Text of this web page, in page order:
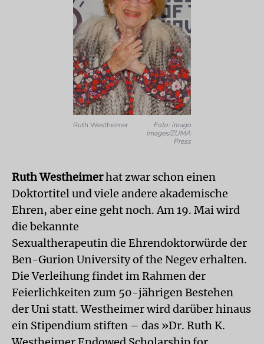
Ruth Westheimer
Foto: imago
images/ZUMA
Press
Ruth Westheimerhat zwar schon einen
Doktortitel und viele andere akademische
Ehren, aber eine geht noch. Am 19. Mai wird
die bekannte
Sexualtherapeutin die Ehrendoktorwürde der
Ben-Gurion University of the Negev erhalten.
Die Verleihung findet im Rahmen der
Feierlichkeiten zum 50-jährigen Bestehen
der Uni statt. Westheimer wird darüber hinaus
ein Stipendium stiften – das »Dr. Ruth K.